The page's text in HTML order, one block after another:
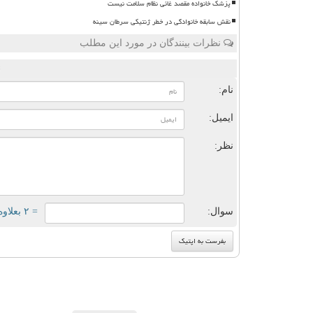
پزشک خانواده مقصد غائی نظام سلامت نیست
نقش سابقه خانوادگی در خطر ژنتیکی سرطان سینه
نظرات بینندگان در مورد این مطلب
نام:
ایمیل:
نظر:
سوال: = ۲ بعلاوه ۳